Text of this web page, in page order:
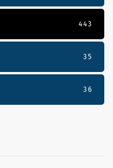
443
35
36